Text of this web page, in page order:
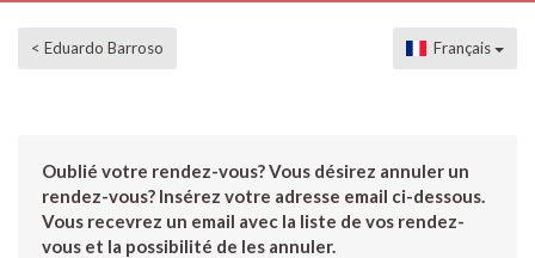
< Eduardo Barroso Français
Oublié votre rendez-vous? Vous désirez annuler un
rendez-vous? Insérez votre adresse email ci-dessous.
Vous recevrez un email avec la liste de vos rendez-
vous et la possibilité de les annuler.